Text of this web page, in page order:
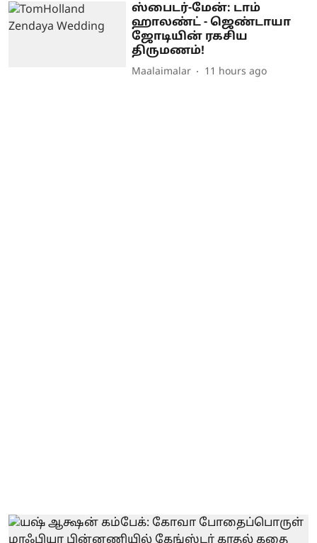
ஸ்பைடர்-மேன்: டாம்
ஹாலண்ட் - ஜெண்டாயா
ஜோடியின் ரகசிய
திருமணம்!
Maalaimalar 11 hours ago